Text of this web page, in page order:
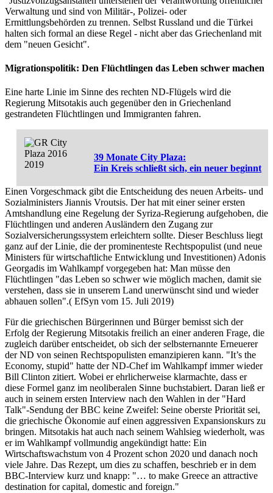
Verwaltung und sind von Militär-, Polizei- oder
Ermittlungsbehörden zu trennen. Selbst Russland und die Türkei
halten sich formal an diese Regel - nicht aber das Griechenland mit
dem "neuen Gesicht".
Migrationspolitik: Den Flüchtlingen das Leben schwer machen
Eine harte Linie im Sinne des rechten ND-Flügels wird die
Regierung Mitsotakis auch gegenüber den in Griechenland
gestrandeten Flüchtlingen und Immigranten fahren.
39 Monate City Plaza:
Ein Kreis schließt sich, ein neuer beginnt
Einen Vorgeschmack gibt die Entscheidung des neuen Arbeits- und
Sozialministers Jiannis Vroutsis. Der hat mit einer seiner ersten
Amtshandlung eine Regelung der Syriza-Regierung aufgehoben, die
Flüchtlingen und anderen Ausländern den Zugang zur
Sozialversicherungssystem erleichtern sollte. Dieser Beschluss liegt
ganz auf der Linie, die der prominenteste Rechtspopulist (und neue
Ministers für wirtschaftliche Entwicklung und Investitionen) Adonis
Georgadis im Wahlkampf vorgegeben hat: Man müsse den
Flüchtlingen "das Leben so schwer wie möglich machen, damit sie
verstehen, dass sie in unserem Land unerwünscht sind und wieder
abhauen sollen".( EfSyn vom 15. Juli 2019)
Für die griechischen Bürgerinnen und Bürger bemisst sich der
Erfolg der Regierung Mitsotakis freilich an einer anderen Frage, die
zugleich darüber entscheidet, ob sich der selbsternannte Erneuerer
der ND von seinen Rechtspopulisten emanzipieren kann. "It’s the
Economy, stupid" hatte der ND-Chef im Wahlkampf immer wieder
Bill Clinton zitiert. Wobei er ehrlicherweise klarmachte, dass er
diese Formel ganz im neoliberalen Sinne buchstabiert. Daran ließ er
auch in seinem ersten Interview nach den Wahlen in der "Hard
Talk"-Sendung der BBC keine Zweifel: Seine oberste Priorität sei,
die griechische Ökonomie auf einen aggressiven Expansionskurs zu
bringen. Mitsotakis hat auch nach seinem Wahlsieg wiederholt, was
er im Wahlkampf vollmundig angekündigt hatte: Ein
Wirtschaftswachstum von 4 Prozent schon 2020 und danach noch
viele Jahre. Das Rezept, um dies zu schaffen, beschrieb er in dem
BBC-Interview kurz und knapp: "… to make Greece an attractive
destination for capital, domestic and foreign."